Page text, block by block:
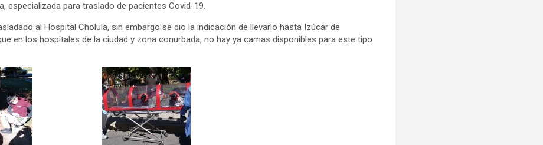
especializada para traslado de pacientes Covid-19.
al Hospital Cholula, sin embargo se dio la indicación de llevarlo hasta Izúcar de
en los hospitales de la ciudad y zona conurbada, no hay ya camas disponibles para este tipo